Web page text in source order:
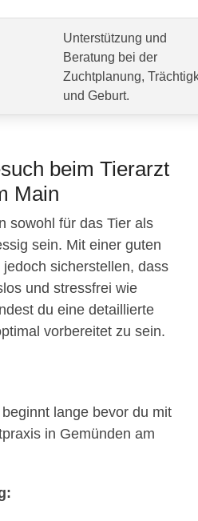
Unterstützung und
Beratung bei der
Zuchtplanung,
und Geburt.
beim Tierarzt
Main
sowohl für das Tier als
sein. Mit einer guten
sicherstellen, dass
und stressfrei wie
du eine detaillierte
vorbereitet zu sein.
lange bevor du mit
in Gemünden am